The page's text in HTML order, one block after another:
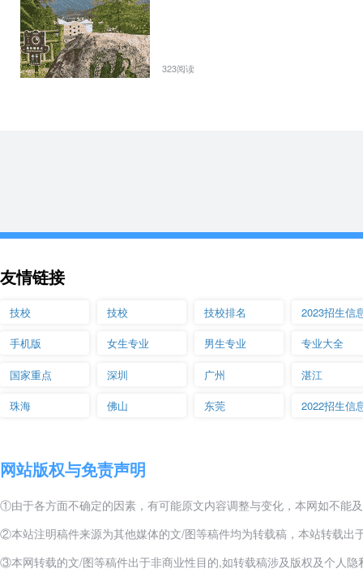
323阅读
友情链接
技校 技校 技校排名 2023招生信
手机版 女生专业 男生专业 专业大全
国家重点 深圳 广州 湛江
珠海 佛山 东莞 2022招生信
网站版权与免责声明
①由于各方面不确定的因素，有可能原文内容调整与变化，本网如不能
②本站注明稿件来源为其他媒体的文/图等稿件均为转载稿，本站转载
③本网转载的文/图等稿件出于非商业性目的,如转载稿涉及版权及个人